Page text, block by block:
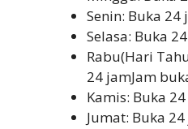
Senin: Buka 24
Selasa: Buka
Rabu(Hari
24 jamJam
Kamis: Buka
Jumat: Buka